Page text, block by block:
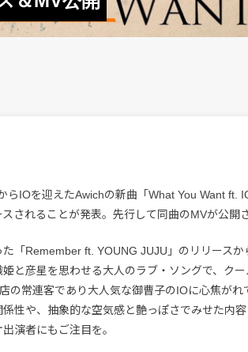
らIOを迎えたAwichの新曲「What You Want ft.
スされることが発表。先行して同曲のMVが公開
「Remember ft. YOUNG JUJU」のリリース
と彦星を思わせる大人のラブ・ソングで、ク
の常連客であり大人気な御曹子のIOに心焦がれ
性や、抽象的な空気感と艶っぽさでみせた内
演者にもご注目を。